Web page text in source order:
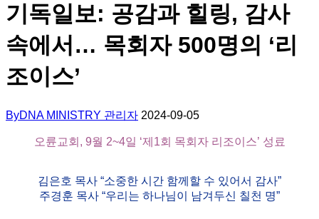
기독일보: 공감과 힐링, 감사
속에서… 목회자 500명의 ‘리
조이스’
ByDNA MINISTRY 관리자 2024-09-05
오륜교회, 9월 2~4일 ‘제1회 목회자 리조이스’ 성료
김은호 목사 “소중한 시간 함께할 수 있어서 감사”
주경훈 목사 “우리는 하나님이 남겨두신 칠천 명”